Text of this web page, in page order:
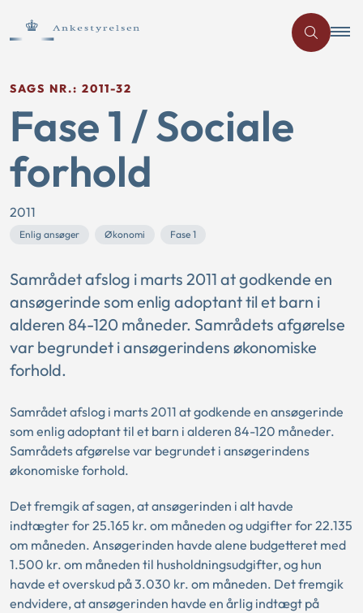
SAGS NR.: 2011-32
Fase 1 / Sociale
forhold
2011
Enlig ansøger Økonomi Fase 1
Samrådet afslog i marts 2011 at godkende en
ansøgerinde som enlig adoptant til et barn i
alderen 84-120 måneder. Samrådets afgørelse
var begrundet i ansøgerindens økonomiske
forhold.
Samrådet afslog i marts 2011 at godkende en ansøgerinde
som enlig adoptant til et barn i alderen 84-120 måneder.
Samrådets afgørelse var begrundet i ansøgerindens
økonomiske forhold.
Det fremgik af sagen, at ansøgerinden i alt havde
indtægter for 25.165 kr. om måneden og udgifter for 22.135
om måneden. Ansøgerinden havde alene budgetteret med
1.500 kr. om måneden til husholdningsudgifter, og hun
havde et overskud på 3.030 kr. om måneden. Det fremgik
endvidere, at ansøgerinden havde en årlig indtægt på